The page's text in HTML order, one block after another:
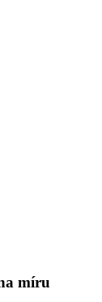
míru